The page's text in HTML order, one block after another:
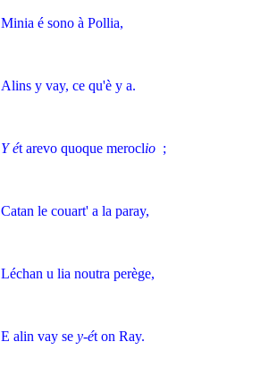
Minia é sono à Pollia,
Alins y vay, ce qu'è y a.
Y ét arevo quoque meroclio ;
Catan le couart' a la paray,
Léchan u lia noutra perège,
E alin vay se y-ét on Ray.